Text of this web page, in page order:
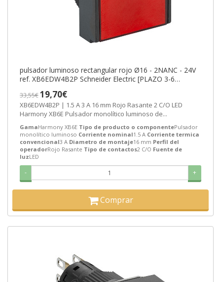
pulsador luminoso rectangular rojo Ø16 - 2NANC - 24V
ref. XB6EDW4B2P Schneider Electric [PLAZO 3-6
33,55€19,70€
XB6EDW4B2P | 1.5 A 3 A 16 mm Rojo Rasante 2 C/O LED
Harmony XB6E Pulsador monolítico luminoso de...
GamaHarmony XB6E Tipo de producto o componentePulsador
monolítico luminoso Corriente nominal1.5 A Corriente termica
convencional3 A Diametro de montaje16 mm Perfil del
operadorRojo Rasante Tipo de contactos2 C/O Fuente de
luzLED
- +
Comprar